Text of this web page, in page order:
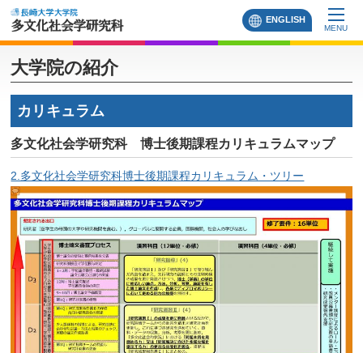
ENGLISH
MENU
大学院の紹介
カリキュラム
多文化社会学研究科 博士後期課程カリキュラムマップ
2.多文化社会学研究科博士後期課程カリキュラム・ツリー